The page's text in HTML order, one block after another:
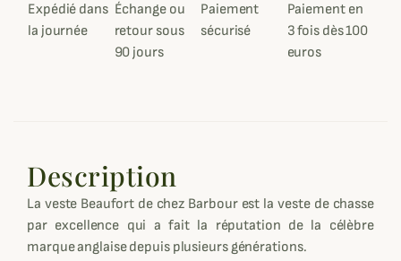
Expédié dans
la journée
Échange ou
retour sous
90 jours
Paiement
sécurisé
Paiement en
3 fois dès 100
euros
Description
La veste Beaufort de chez Barbour est la veste de chasse
par excellence qui a fait la réputation de la célèbre
marque anglaise depuis plusieurs générations.